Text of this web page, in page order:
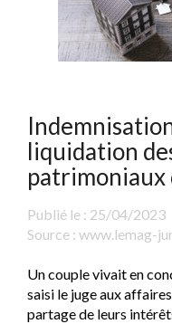
liquidation
patrimoniaux
Publié le : 25/04/2023
Source : www.lemag-
Un couple vivait en
saisi le juge aux
partage de leurs